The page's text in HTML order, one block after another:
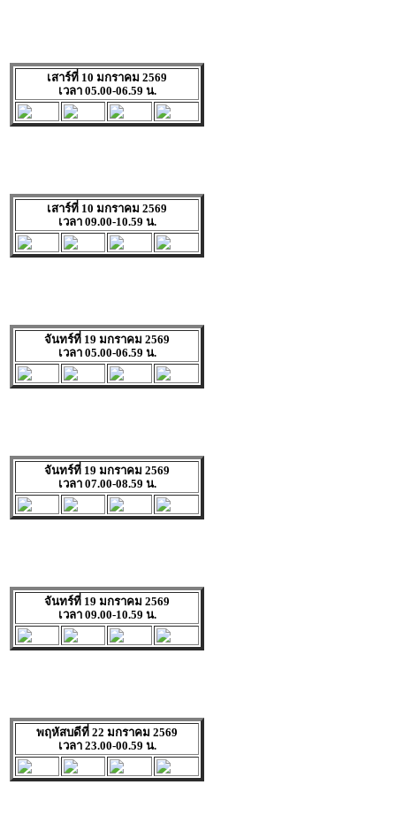
เสาร์ที่ 10 มกราคม 2569
เวลา 05.00-06.59 น.
เสาร์ที่ 10 มกราคม 2569
เวลา 09.00-10.59 น.
จันทร์ที่ 19 มกราคม 2569
เวลา 05.00-06.59 น.
จันทร์ที่ 19 มกราคม 2569
เวลา 07.00-08.59 น.
จันทร์ที่ 19 มกราคม 2569
เวลา 09.00-10.59 น.
พฤหัสบดีที่ 22 มกราคม 2569
เวลา 23.00-00.59 น.